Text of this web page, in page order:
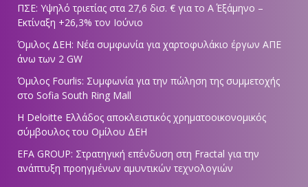
ΠΣΕ: Υψηλό τριετίας στα 27,6 δισ. € για το Α΄ Εξάμηνο –
Εκτίναξη +26,3% τον Ιούνιο
Όμιλος ΔΕΗ: Νέα συμφωνία για χαρτοφυλάκιο έργων ΑΠΕ
άνω των 2 GW
Όμιλος Fourlis: Συμφωνία για την πώληση της συμμετοχής
στο Sofia South Ring Mall
Η Deloitte Ελλάδος αποκλειστικός χρηματοοικονομικός
σύμβουλος του Ομίλου ΔΕΗ
EFA GROUP: Στρατηγική επένδυση στη Fractal για την
ανάπτυξη προηγμένων αμυντικών τεχνολογιών